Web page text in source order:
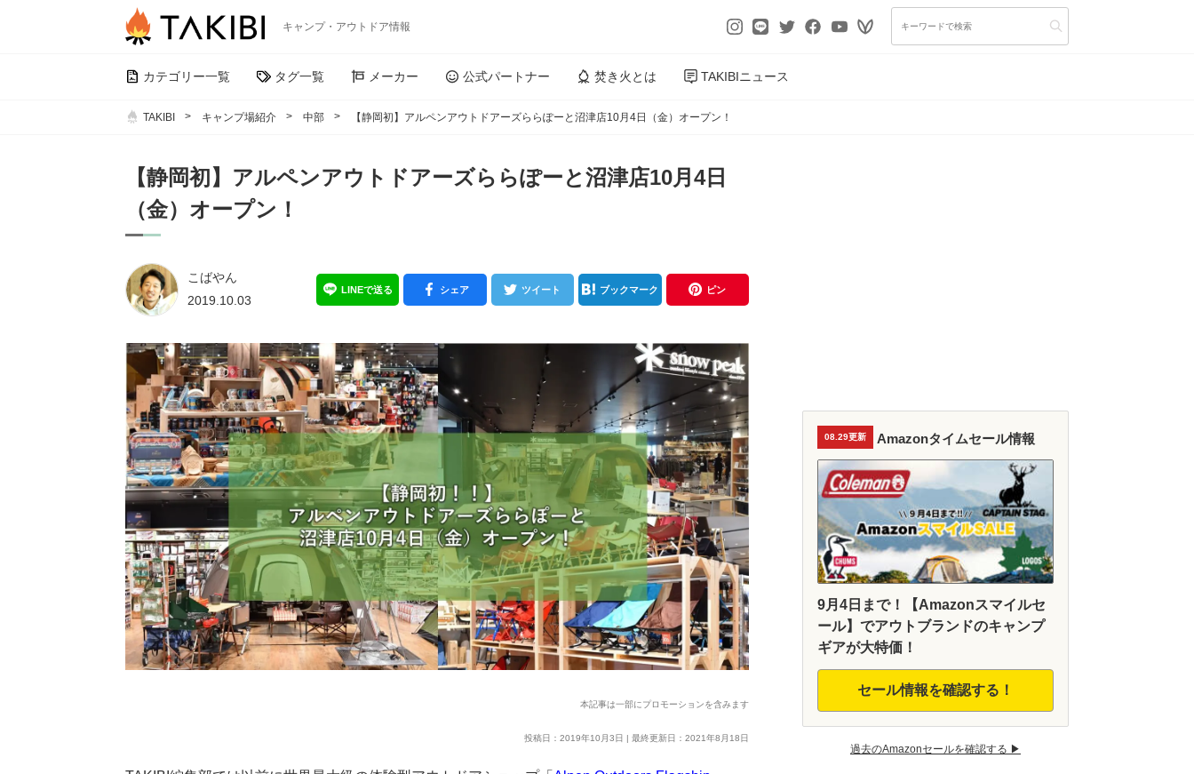
キャンプ・アウトドア情報
カテゴリー一覧 タグ一覧 メーカー 公式パートナー 焚き火とは TAKIBIニュース
TAKIBI キャンプ場紹介 中部 【静岡初】アルペンアウトドアーズららぽーと沼津店10月4日（金）オープン！
【静岡初】アルペンアウトドアーズららぽーと沼津店10月4日
（金）オープン！
こばやん
2019.10.03
LINEで送る シェア ツイート ブックマーク ピン
本記事は一部にプロモーションを含みます
投稿日：2019年10月3日 | 最終更新日：2021年8月18日
08.29更新 Amazonタイムセール情報
9月4日まで！【Amazonスマイルセ
ール】でアウトブランドのキャンプ
ギアが大特価！
セール情報を確認する！
過去のAmazonセールを確認する ▶︎